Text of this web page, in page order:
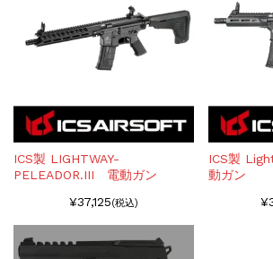
ICS製 LIGHTWAY-
PELEADOR.III 電動ガン
¥37,125(税込)
ICS製
動ガン